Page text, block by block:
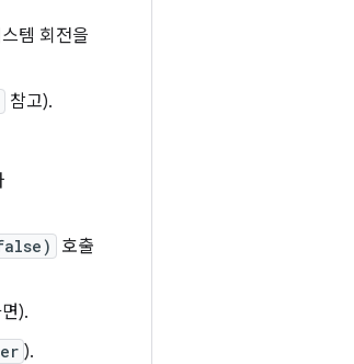
템 회전을
참고).
호출
).
).